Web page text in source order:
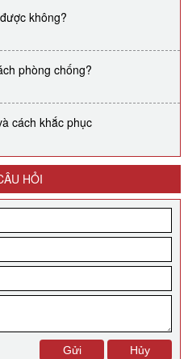
không?
phòng chống?
cách khắc phục
HỎI